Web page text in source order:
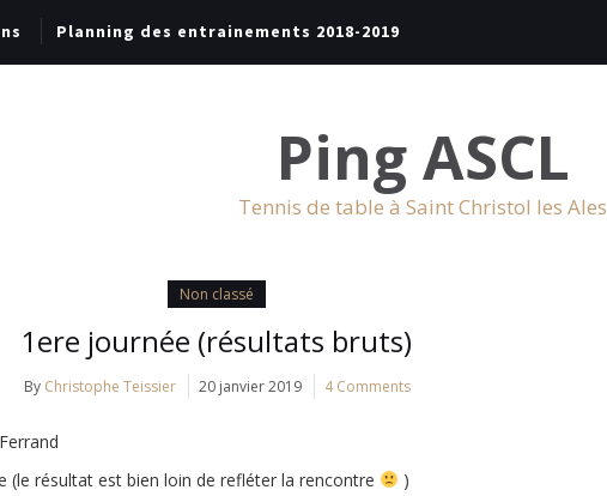
Planning des entrainements 2018-2019
Ping ASCL
Tennis de table à Saint Christol les Ales
Non classé
1ere journée (résultats bruts)
By Christophe Teissier 20 janvier 2019 4 Comments
(le résultat est bien loin de refléter la rencontre
)